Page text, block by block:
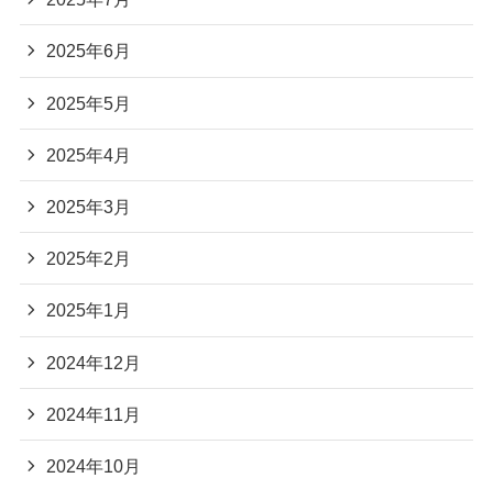
2025年6月
2025年5月
2025年4月
2025年3月
2025年2月
2025年1月
2024年12月
2024年11月
2024年10月